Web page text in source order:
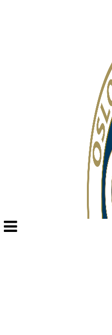
Veksle
navigasjon